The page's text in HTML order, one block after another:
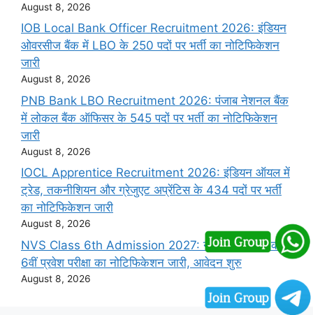
August 8, 2026
IOB Local Bank Officer Recruitment 2026: इंडियन
ओवरसीज बैंक में LBO के 250 पदों पर भर्ती का नोटिफिकेशन
जारी
August 8, 2026
PNB Bank LBO Recruitment 2026: पंजाब नेशनल बैंक
में लोकल बैंक ऑफिसर के 545 पदों पर भर्ती का नोटिफिकेशन
जारी
August 8, 2026
IOCL Apprentice Recruitment 2026: इंडियन ऑयल में
ट्रेड, तकनीशियन और ग्रेजुएट अप्रेंटिस के 434 पदों पर भर्ती
का नोटिफिकेशन जारी
August 8, 2026
NVS Class 6th Admission 2027: नवोदय विद्यालय कक्षा
6वीं प्रवेश परीक्षा का नोटिफिकेशन जारी, आवेदन शुरु
August 8, 2026